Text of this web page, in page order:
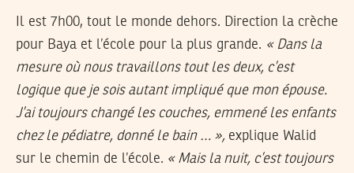
Il est 7h00, tout le monde dehors. Direction la crèche
pour Baya et l’école pour la plus grande. « Dans la
mesure où nous travaillons tout les deux, c’est
logique que je sois autant impliqué que mon épouse.
J’ai toujours changé les couches, emmené les enfants
chez le pédiatre, donné le bain … », explique Walid
sur le chemin de l’école. « Mais la nuit, c’est toujours